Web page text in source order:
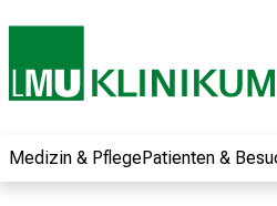
Medizin & PflegePatienten &
Informationen zu
Jobs, Ausbildungen
Weiterbildungen.
Kommen Sie